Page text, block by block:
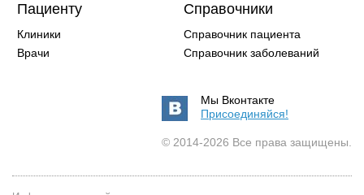
Пациенту
Клиники
Врачи
Справочники
Справочник пациента
Справочник заболеваний
Мы Вконтакте
Присоединяйся!
© 2014-2026 Все права защищены.